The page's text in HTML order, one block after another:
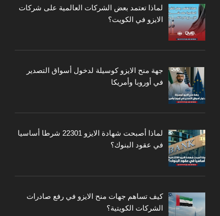
لماذا تعتمد بعض الشركات العالمية على شركات
الايزو في الكويت؟
جهة منح الايزو كوسيلة لدخول أسواق التصدير
في أوروبا وأمريكا
لماذا أصبحت شهادة الايزو 22301 شرطا أساسيا
في عقود البنوك؟
كيف تساهم جهات منح الايزو في رفع صادرات
الشركات الكويتية؟